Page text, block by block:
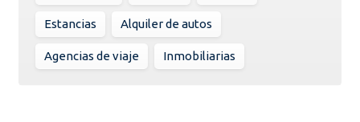
Estancias Alquiler de autos
Agencias de viaje Inmobiliarias